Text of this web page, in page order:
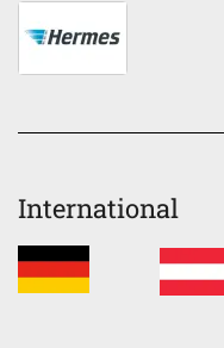
International